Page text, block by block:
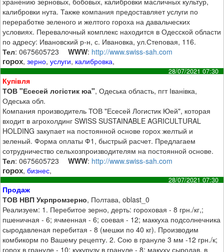
калибровки нута. Также компания предоставляет услуги по
переработке зеленого и желтого гороха на давальческих
условиях. Перевалочный комплекс находится в Одесской области
по адресу: Ивановский р-н, с. Ивановка, ул.Степовая, 116.
Тел: 0675605723 WWW: http://www.swiss-sah.com
горох,зерно,услуги, калибровка,
28/07/2021 07:30
Купівля
ТОВ "Есесей логістик юа", Одеська область, пгт Іванівка,
Одеська обл.
Компания производитель ТОВ "Есесей Логистик Юей", которая
входит в агрохолдинг SWISS SUSTAINABLE AGRICULTURAL
HOLDING закупает на постоянной основе горох желтый и
зеленый. Форма оплаты Ф1, быстрый расчет. Предлагаем
сотрудничество сельхозпроизводителям на постоянной основе.
Тел: 0675605723 WWW: http://www.swiss-sah.com
горох,бизнес,
28/07/2021 07:30
Продаж
ТОВ НВП Укрпромзерно, Полтава, oblast_0
Реализуем: 1. Перебитое зерно, дерть: гороховая - 8 грн./кг,;
пшеничная - 6; ячменная - 6; соевая - 12; маккуха подсолнечника
сыродавленая перебитая - 8 (мешки по 40 кг). Производим
комбикорм по Вашему рецепту. 2. Сою в грануле 3 мм -12 грн./к;
горох в грануле - 10; кукурузу в грануле - 8; макуху сыродав. в